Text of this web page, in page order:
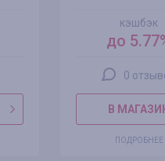
кэшбэк
до
0
В
ПОДРОБНЕЕ